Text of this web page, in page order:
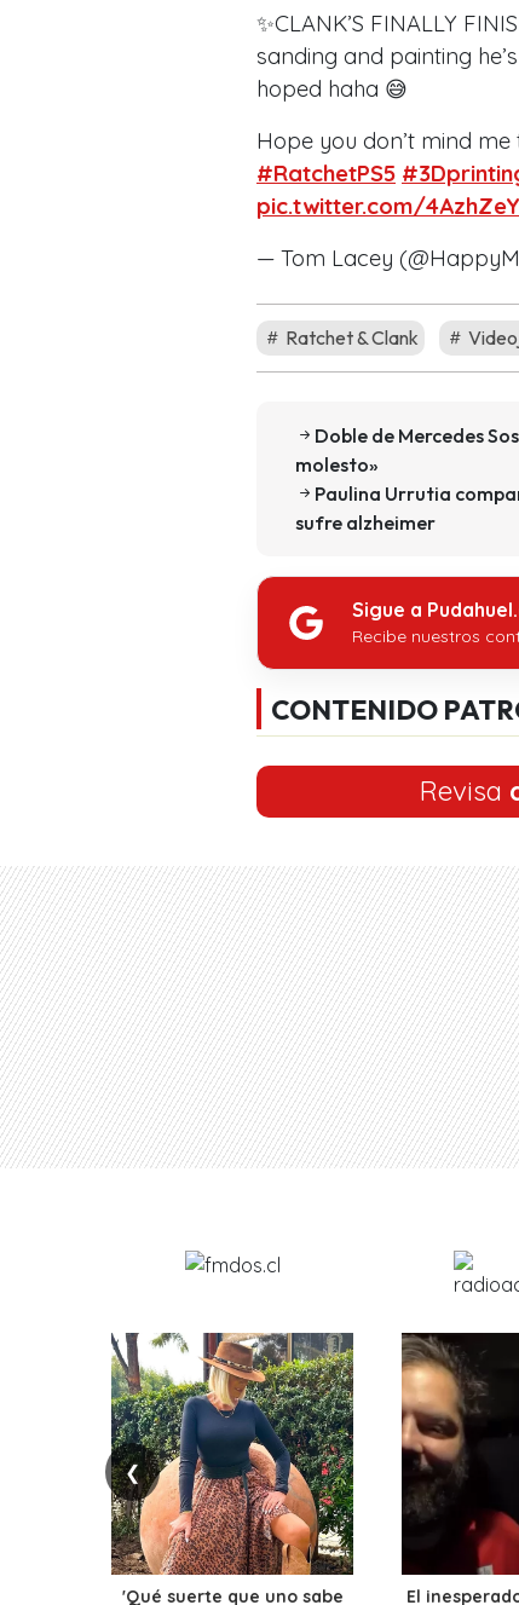
✨CLANK’S FINALLY
sanding and painting
hoped haha 😅
Hope you don’t mind
#RatchetPS5
pic.twitter.com/
— Tom Lacey
Ratchet & Clank
Doble de Mercedes
molesto»
Paulina Urrutia
sufre alzheimer
Sigue a
Recibe nuestros
CONTENIDO
Revisa
❮
'Qué suerte que uno sabe
El